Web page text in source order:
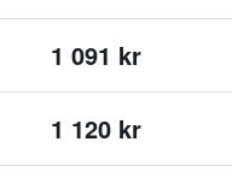
1 091 kr
1 120 kr